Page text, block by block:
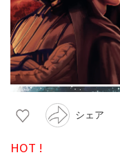
シェア
HOT !